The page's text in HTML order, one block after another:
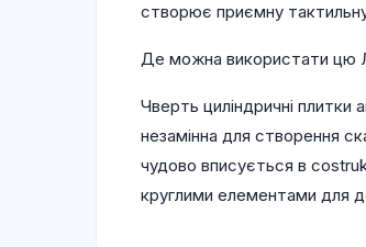
створює приємну
Де можна використати цю
Чверть циліндричні плитки
незамінна для створення
чудово вписується в
круглими елементами для